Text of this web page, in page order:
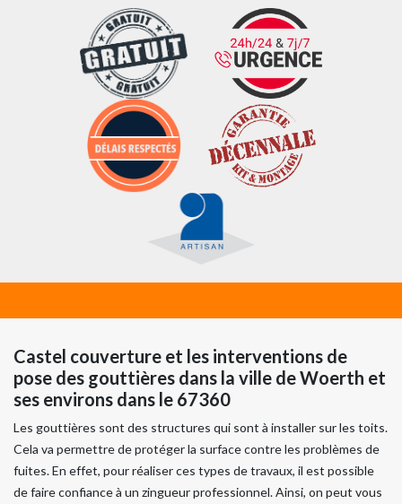
Castel couverture et les interventions de
pose des gouttières dans la ville de Woerth et
ses environs dans le 67360
Les gouttières sont des structures qui sont à installer sur les toits.
Cela va permettre de protéger la surface contre les problèmes de
fuites. En effet, pour réaliser ces types de travaux, il est possible
de faire confiance à un zingueur professionnel. Ainsi, on peut vous